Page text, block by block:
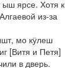
ярсе. Хотя к
из-за
мо кӱлеш
[Витя и Петя]
в дверь.